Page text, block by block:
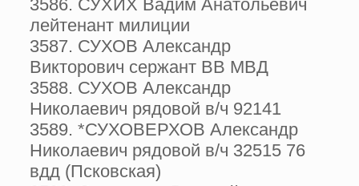
3586. СУХИХ Вадим Анатольевич
лейтенант милиции
3587. СУХОВ Александр
Викторович сержант ВВ МВД
3588. СУХОВ Александр
Николаевич рядовой в/ч 92141
3589. *СУХОВЕРХОВ Александр
Николаевич рядовой в/ч 32515 76
вдд (Псковская)